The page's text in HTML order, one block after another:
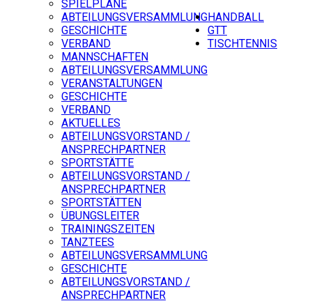
SPIELPLÄNE
ABTEILUNGSVERSAMMLUNG
GESCHICHTE
VERBAND
HANDBALL
MANNSCHAFTEN
ABTEILUNGSVERSAMMLUNG
VERANSTALTUNGEN
GESCHICHTE
VERBAND
AKTUELLES
ABTEILUNGSVORSTAND /
ANSPRECHPARTNER
SPORTSTÄTTE
GTT
ABTEILUNGSVORSTAND /
ANSPRECHPARTNER
SPORTSTÄTTEN
ÜBUNGSLEITER
TRAININGSZEITEN
TANZTEES
ABTEILUNGSVERSAMMLUNG
GESCHICHTE
TISCHTENNIS
ABTEILUNGSVORSTAND /
ANSPRECHPARTNER